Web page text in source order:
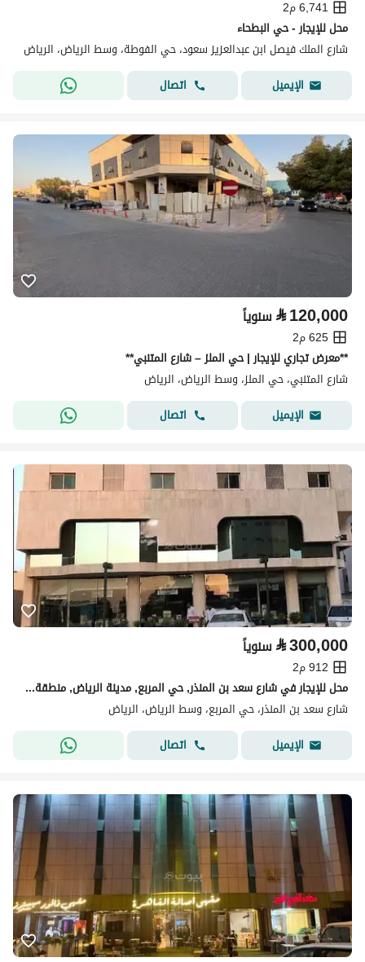
6,741 م2
محل للإيجار - حي البطحاء
شارع الملك فيصل ابن عبدالعزيز سعود، حي الفوطة، وسط الرياض، الرياض
الإيميل
اتصال
⃁120,000 سنوياً
625 م2
**معرض تجاري للإيجار | حي الملز – شارع المتنبي**
شارع المتنبي، حي الملز، وسط الرياض، الرياض
الإيميل
اتصال
⃁300,000 سنوياً
912 م2
محل للإيجار في شارع سعد بن المنذر, حي المربع, مدينة الرياض, منطقة الرياض
شارع سعد بن المنذر، حي المربع، وسط الرياض، الرياض
الإيميل
اتصال